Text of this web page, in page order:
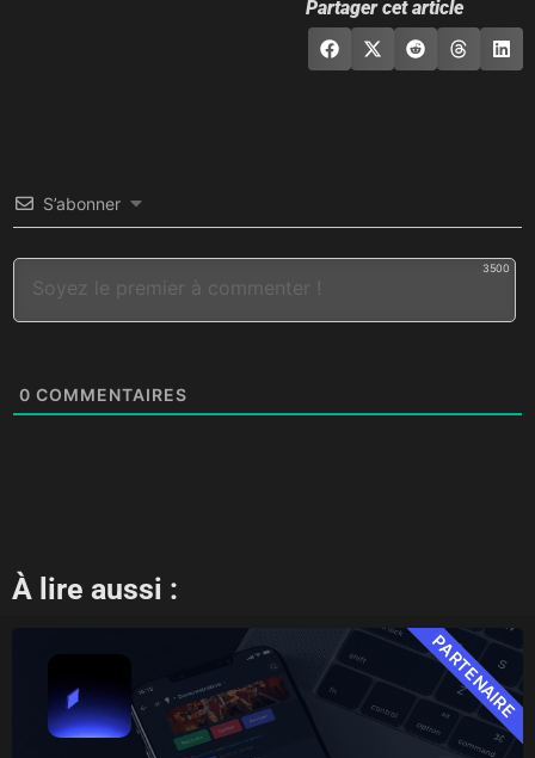
Partager cet article
S’abonner
3500
0 COMMENTAIRES
À lire aussi :
PARTENAIRE